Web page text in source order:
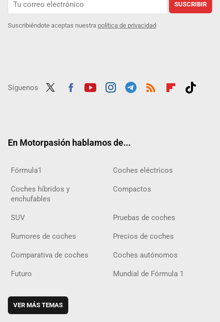
SUSCRIBIR
Suscribiéndote aceptas nuestra política de privacidad
Síguenos
En Motorpasión hablamos de...
Fórmula1 Coches eléctricos
Coches híbridos y
enchufables
Compactos
SUV Pruebas de coches
Rumores de coches Precios de coches
Comparativa de coches Coches autónomos
Futuro Mundial de Fórmula 1
VER MÁS TEMAS